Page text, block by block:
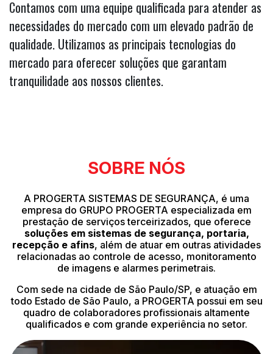
Contamos com uma equipe qualificada para atender as
necessidades do mercado com um elevado padrão de
qualidade. Utilizamos as principais tecnologias do
mercado para oferecer soluções que garantam
tranquilidade aos nossos clientes.
SOBRE NÓS
A PROGERTA SISTEMAS DE SEGURANÇA, é uma
empresa do GRUPO PROGERTA especializada em
prestação de serviços terceirizados, que oferece
soluções em sistemas de segurança, portaria,
recepção e afins, além de atuar em outras atividades
relacionadas ao controle de acesso, monitoramento
de imagens e alarmes perimetrais.
Com sede na cidade de São Paulo/SP, e atuação em
todo Estado de São Paulo, a PROGERTA possui em seu
quadro de colaboradores profissionais altamente
qualificados e com grande experiência no setor.